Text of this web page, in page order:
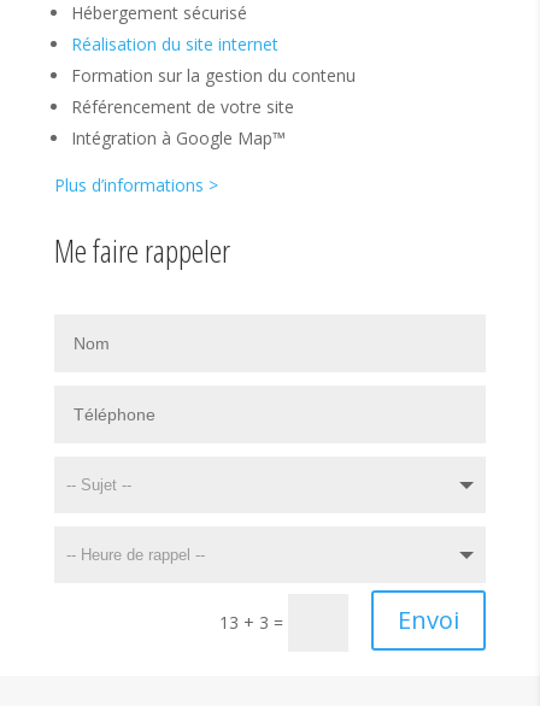
Hébergement sécurisé
Réalisation du site internet
Formation sur la gestion du contenu
Référencement de votre site
Intégration à Google Map™
Plus d’informations >
Me faire rappeler
13 + 3 = Envoi